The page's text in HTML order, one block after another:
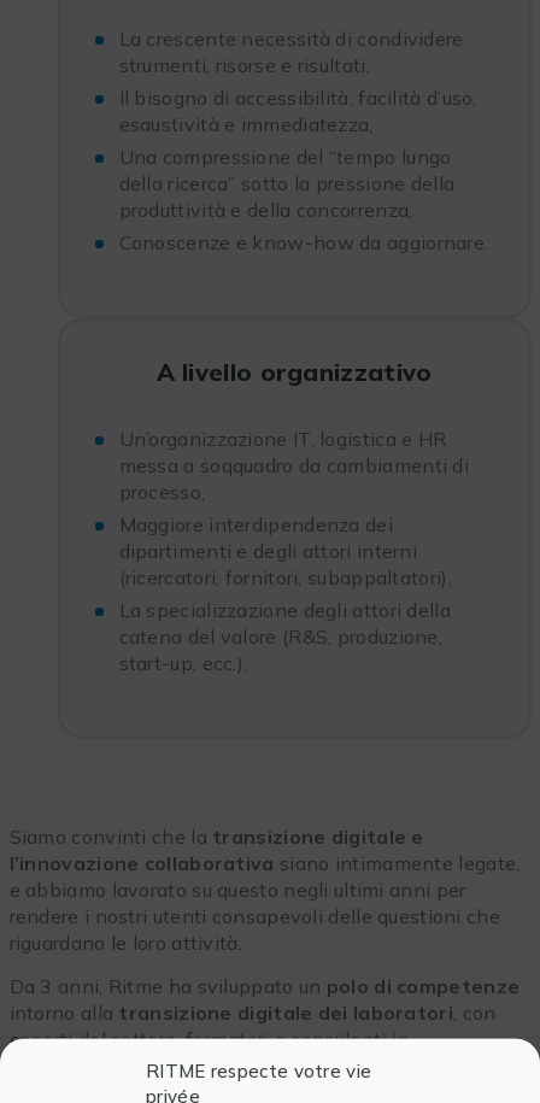
RITME respecte votre vie
privée
La crescente necessità di condividere
strumenti, risorse e risultati,
Il bisogno di accessibilità, facilità d’uso,
esaustività e immediatezza,
Una compressione del “tempo lungo
della ricerca” sotto la pressione della
produttività e della concorrenza,
Conoscenze e know-how da aggiornare.
A livello organizzativo
Un’organizzazione IT, logistica e HR
messa a soqquadro da cambiamenti di
processo,
Maggiore interdipendenza dei
dipartimenti e degli attori interni
(ricercatori, fornitori, subappaltatori),
La specializzazione degli attori della
catena del valore (R&S, produzione,
start-up, ecc.).
Siamo convinti che la transizione digitale e
l’innovazione collaborativa siano intimamente legate,
e abbiamo lavorato su questo negli ultimi anni per
rendere i nostri utenti consapevoli delle questioni che
riguardano le loro attività.
Da 3 anni, Ritme ha sviluppato un polo di competenze
intorno alla transizione digitale dei laboratori, con
esperti del settore, formatori e consulenti in
organizzazione e gestione dei processi. Siamo
costantemente alla ricerca di sviluppi tecnologici e